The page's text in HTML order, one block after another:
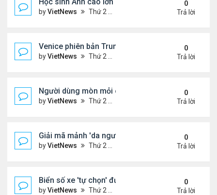
byVietNews Thứ 2 Tháng 4 25, 2022 12:53 pm
0
Trả lời
Venice phiên bản Trung Quốc
byVietNews Thứ 2 Tháng 4 25, 2022 12:49 pm
0
Trả lời
Người dùng mòn mỏi chờ Internet vệ tinh của Elon
byVietNews Thứ 2 Tháng 4 25, 2022 12:46 pm
0
Trả lời
Giải mã mảnh 'da người' trên cửa nhà thờ Trung
byVietNews Thứ 2 Tháng 4 25, 2022 12:45 pm
0
Trả lời
Biển số xe 'tự chọn' được các nước bán bằng
byVietNews Thứ 2 Tháng 4 25, 2022 12:43 pm
0
Trả lời